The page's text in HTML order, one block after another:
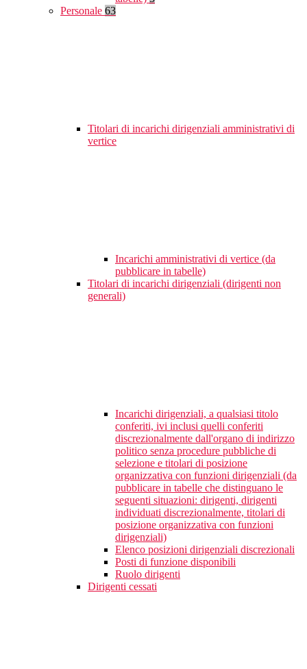
Personale 63
Titolari di incarichi dirigenziali amministrativi di
vertice
Incarichi amministrativi di vertice (da
pubblicare in tabelle)
Titolari di incarichi dirigenziali (dirigenti non
generali)
Incarichi dirigenziali, a qualsiasi titolo
conferiti, ivi inclusi quelli conferiti
discrezionalmente dall'organo di indirizzo
politico senza procedure pubbliche di
selezione e titolari di posizione
organizzativa con funzioni dirigenziali (da
pubblicare in tabelle che distinguano le
seguenti situazioni: dirigenti, dirigenti
individuati discrezionalmente, titolari di
posizione organizzativa con funzioni
dirigenziali)
Elenco posizioni dirigenziali discrezionali
Posti di funzione disponibili
Ruolo dirigenti
Dirigenti cessati